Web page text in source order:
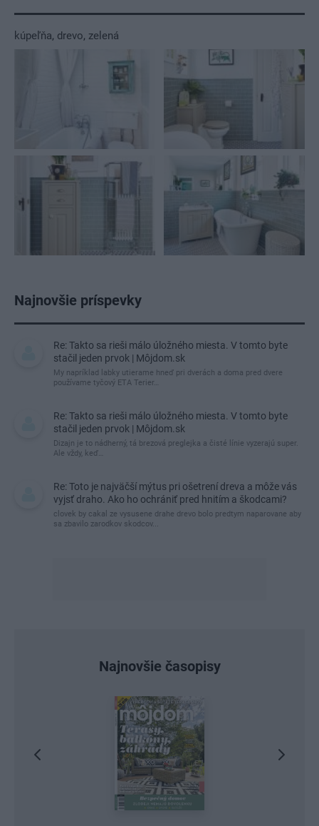
kúpeľňa, drevo, zelená
Najnovšie príspevky
Re: Takto sa rieši málo úložného miesta. V tomto byte
stačil jeden prvok | Môjdom.sk
My napríklad labky utierame hneď pri dverách a doma pred dvere
používame tyčový ETA Terier…
Re: Takto sa rieši málo úložného miesta. V tomto byte
stačil jeden prvok | Môjdom.sk
Dizajn je to nádherný, tá brezová preglejka a čisté línie vyzerajú super.
Ale vždy, keď…
Re: Toto je najväčší mýtus pri ošetrení dreva a môže vás
vyjsť draho. Ako ho ochrániť pred hnitím a škodcami?
clovek by cakal ze vysusene drahe drevo bolo predtym naparovane aby
sa zbavilo zarodkov skodcov...
Najnovšie časopisy